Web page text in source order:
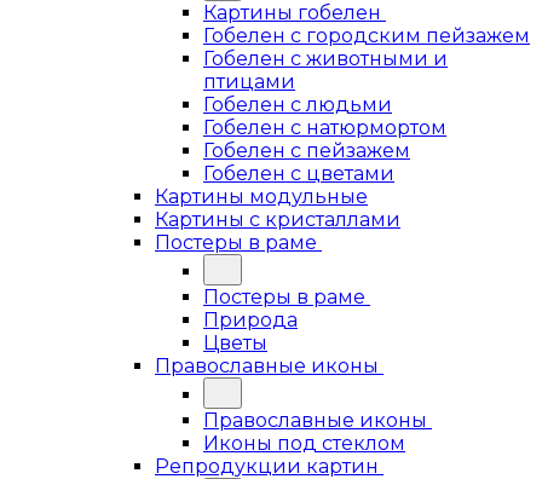
Картины гобелен
Гобелен с городским пейзажем
Гобелен с животными и
птицами
Гобелен с людьми
Гобелен с натюрмортом
Гобелен с пейзажем
Гобелен с цветами
Картины модульные
Картины с кристаллами
Постеры в раме
Постеры в раме
Природа
Цветы
Православные иконы
Православные иконы
Иконы под стеклом
Репродукции картин